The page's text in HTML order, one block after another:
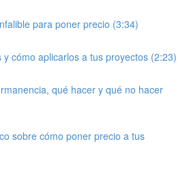
para poner precio (3:34)
y cómo aplicarlos a tus proyectos (2:23)
qué hacer y qué no hacer
sobre cómo poner precio a tus